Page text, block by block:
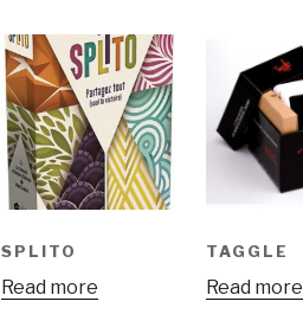
SPLITO
Read more
TAGGLE
Read more